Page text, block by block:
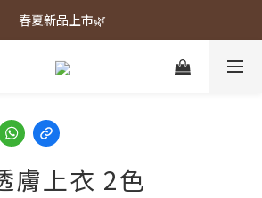
春夏新品上市🌿
春夏新品上市🌿
週週上新品✨
膚上衣 2色